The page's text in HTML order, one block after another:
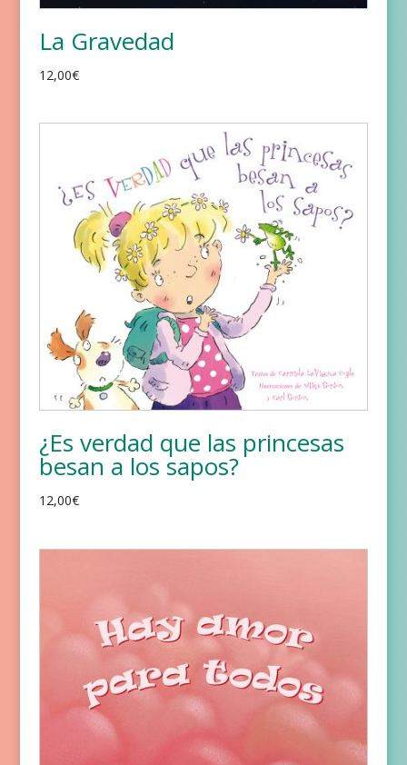
La Gravedad
12,00€
¿Es verdad que las princesas
besan a los sapos?
12,00€